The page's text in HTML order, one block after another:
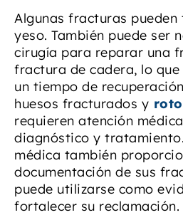
Algunas fracturas
yeso. También puede ser
cirugía para reparar una
fractura de cadera, lo
un tiempo de
huesos fracturados y
requieren atención
diagnóstico y
médica también
documentación de sus
puede utilizarse como
fortalecer su reclamación.